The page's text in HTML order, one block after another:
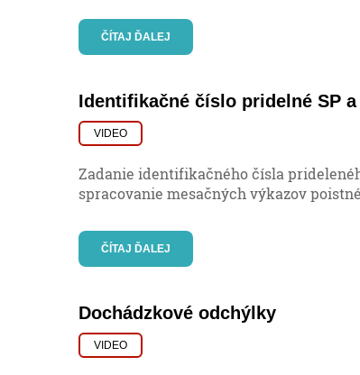
ČÍTAJ ĎALEJ
Identifikačné číslo pridelné SP a
VIDEO
Zadanie identifikačného čísla
spracovanie mesačných výkazov
ČÍTAJ ĎALEJ
Dochádzkové odchýlky
VIDEO